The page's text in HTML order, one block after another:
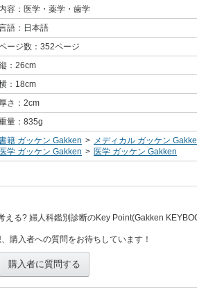
内容：医学・薬学・歯学
語：日本語
ージ数：352ページ
：26cm
：18cm
厚さ：2cm
量：835g
籍 ガッケン Gakken > メディカル ガッケン
学 ガッケン Gakken > 医学 ガッケン Gakken
える? 婦人科鑑別診断のKey Point(Gakken
購入者への質問をお待ちしています！
購入者に質問する